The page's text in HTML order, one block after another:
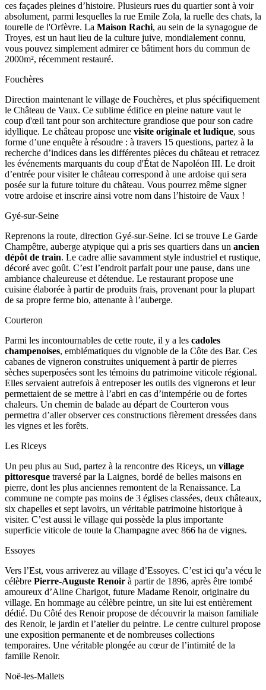
ces façades pleines d’histoire. Plusieurs rues du quartier sont à voir
absolument, parmi lesquelles la rue Emile Zola, la ruelle des chats, la
tourelle de l'Orfèvre. La Maison Rachi, au sein de la synagogue de
Troyes, est un haut lieu de la culture juive, mondialement connu,
vous pouvez simplement admirer ce bâtiment hors du commun de
2000m², récemment restauré.
Fouchères
Direction maintenant le village de Fouchères, et plus spécifiquement
le Château de Vaux. Ce sublime édifice en pleine nature vaut le
coup d'œil tant pour son architecture grandiose que pour son cadre
idyllique. Le château propose une visite originale et ludique, sous
forme d’une enquête à résoudre : à travers 15 questions, partez à la
recherche d’indices dans les différentes pièces du château et retracez
les événements marquants du coup d'État de Napoléon III. Le droit
d’entrée pour visiter le château correspond à une ardoise qui sera
posée sur la future toiture du château. Vous pourrez même signer
votre ardoise et inscrire ainsi votre nom dans l’histoire de Vaux !
Gyé-sur-Seine
Reprenons la route, direction Gyé-sur-Seine. Ici se trouve Le Garde
Champêtre, auberge atypique qui a pris ses quartiers dans un ancien
dépôt de train. Le cadre allie savamment style industriel et rustique,
décoré avec goût. C’est l’endroit parfait pour une pause, dans une
ambiance chaleureuse et détendue. Le restaurant propose une
cuisine élaborée à partir de produits frais, provenant pour la plupart
de sa propre ferme bio, attenante à l’auberge.
Courteron
Parmi les incontournables de cette route, il y a les cadoles
champenoises, emblématiques du vignoble de la Côte des Bar. Ces
cabanes de vigneron construites uniquement à partir de pierres
sèches superposées sont les témoins du patrimoine viticole régional.
Elles servaient autrefois à entreposer les outils des vignerons et leur
permettaient de se mettre à l’abri en cas d’intempérie ou de fortes
chaleurs. Un chemin de balade au départ de Courteron vous
permettra d’aller observer ces constructions fièrement dressées dans
les vignes et les forêts.
Les Riceys
Un peu plus au Sud, partez à la rencontre des Riceys, un village
pittoresque traversé par la Laignes, bordé de belles maisons en
pierre, dont les plus anciennes remontent de la Renaissance. La
commune ne compte pas moins de 3 églises classées, deux châteaux,
six chapelles et sept lavoirs, un véritable patrimoine historique à
visiter. C’est aussi le village qui possède la plus importante
superficie viticole de toute la Champagne avec 866 ha de vignes.
Essoyes
Vers l’Est, vous arriverez au village d’Essoyes. C’est ici qu’a vécu le
célèbre Pierre-Auguste Renoir à partir de 1896, après être tombé
amoureux d’Aline Charigot, future Madame Renoir, originaire du
village. En hommage au célèbre peintre, un site lui est entièrement
dédié. Du Côté des Renoir propose de découvrir la maison familiale
des Renoir, le jardin et l’atelier du peintre. Le centre culturel propose
une exposition permanente et de nombreuses collections
temporaires. Une véritable plongée au cœur de l’intimité de la
famille Renoir.
Noë-les-Mallets